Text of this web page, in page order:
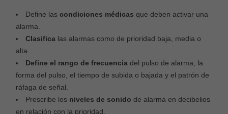
Define las condiciones médicas que deben activar una
alarma.
Clasifica las alarmas como de prioridad baja, media o
alta.
Define el rango de frecuencia del pulso de alarma, la
forma del pulso, el tiempo de subida o bajada y el patrón de
ráfaga de señal.
Prescribe los niveles de sonido de alarma en decibelios
en relación con la prioridad.